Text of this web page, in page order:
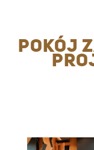
Pokój